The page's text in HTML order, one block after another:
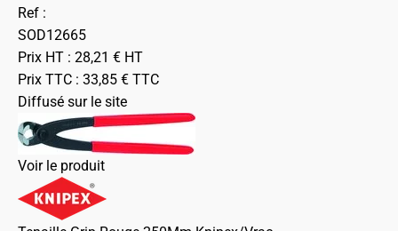
Ref :
SOD12665
Prix HT : 28,21 € HT
Prix TTC : 33,85 € TTC
Diffusé sur le site
Voir le produit